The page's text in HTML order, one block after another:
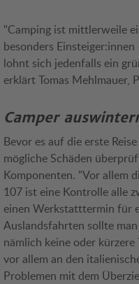
"Camping ist mittlerweile
besonders
lohnt sich jedenfalls ein
erklärt Tomas Mehlmauer,
Camper
Bevor es auf die erste
mögliche Schäden
Komponenten. "Vor allem
107 ist eine Kontrolle alle
einen Werkstatttermin für
Auslandsfahrten sollte
nämlich keine oder
vor allem an den
Problemen mit dem